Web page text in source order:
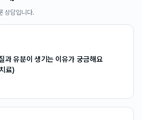
상담입니다.
과 유분이 생기는 이유가 궁금해요
료)